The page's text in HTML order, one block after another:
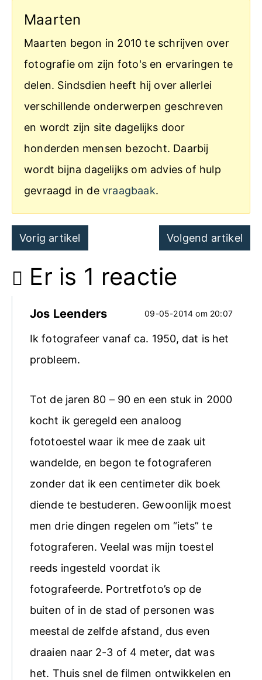
Maarten
Maarten begon in 2010 te schrijven over
fotografie om zijn foto's en ervaringen te
delen. Sindsdien heeft hij over allerlei
verschillende onderwerpen geschreven
en wordt zijn site dagelijks door
honderden mensen bezocht. Daarbij
wordt bijna dagelijks om advies of hulp
gevraagd in de vraagbaak.
Post
navigation
Vorig artikel Volgend artikel
Er is 1 reactie
Jos Leenders 09-05-2014 om 20:07
Ik fotografeer vanaf ca. 1950, dat is het
probleem.
Tot de jaren 80 – 90 en een stuk in 2000
kocht ik geregeld een analoog
fototoestel waar ik mee de zaak uit
wandelde, en begon te fotograferen
zonder dat ik een centimeter dik boek
diende te bestuderen. Gewoonlijk moest
men drie dingen regelen om “iets” te
fotograferen. Veelal was mijn toestel
reeds ingesteld voordat ik
fotografeerde. Portretfoto’s op de
buiten of in de stad of personen was
meestal de zelfde afstand, dus even
draaien naar 2-3 of 4 meter, dat was
het. Thuis snel de filmen ontwikkelen en